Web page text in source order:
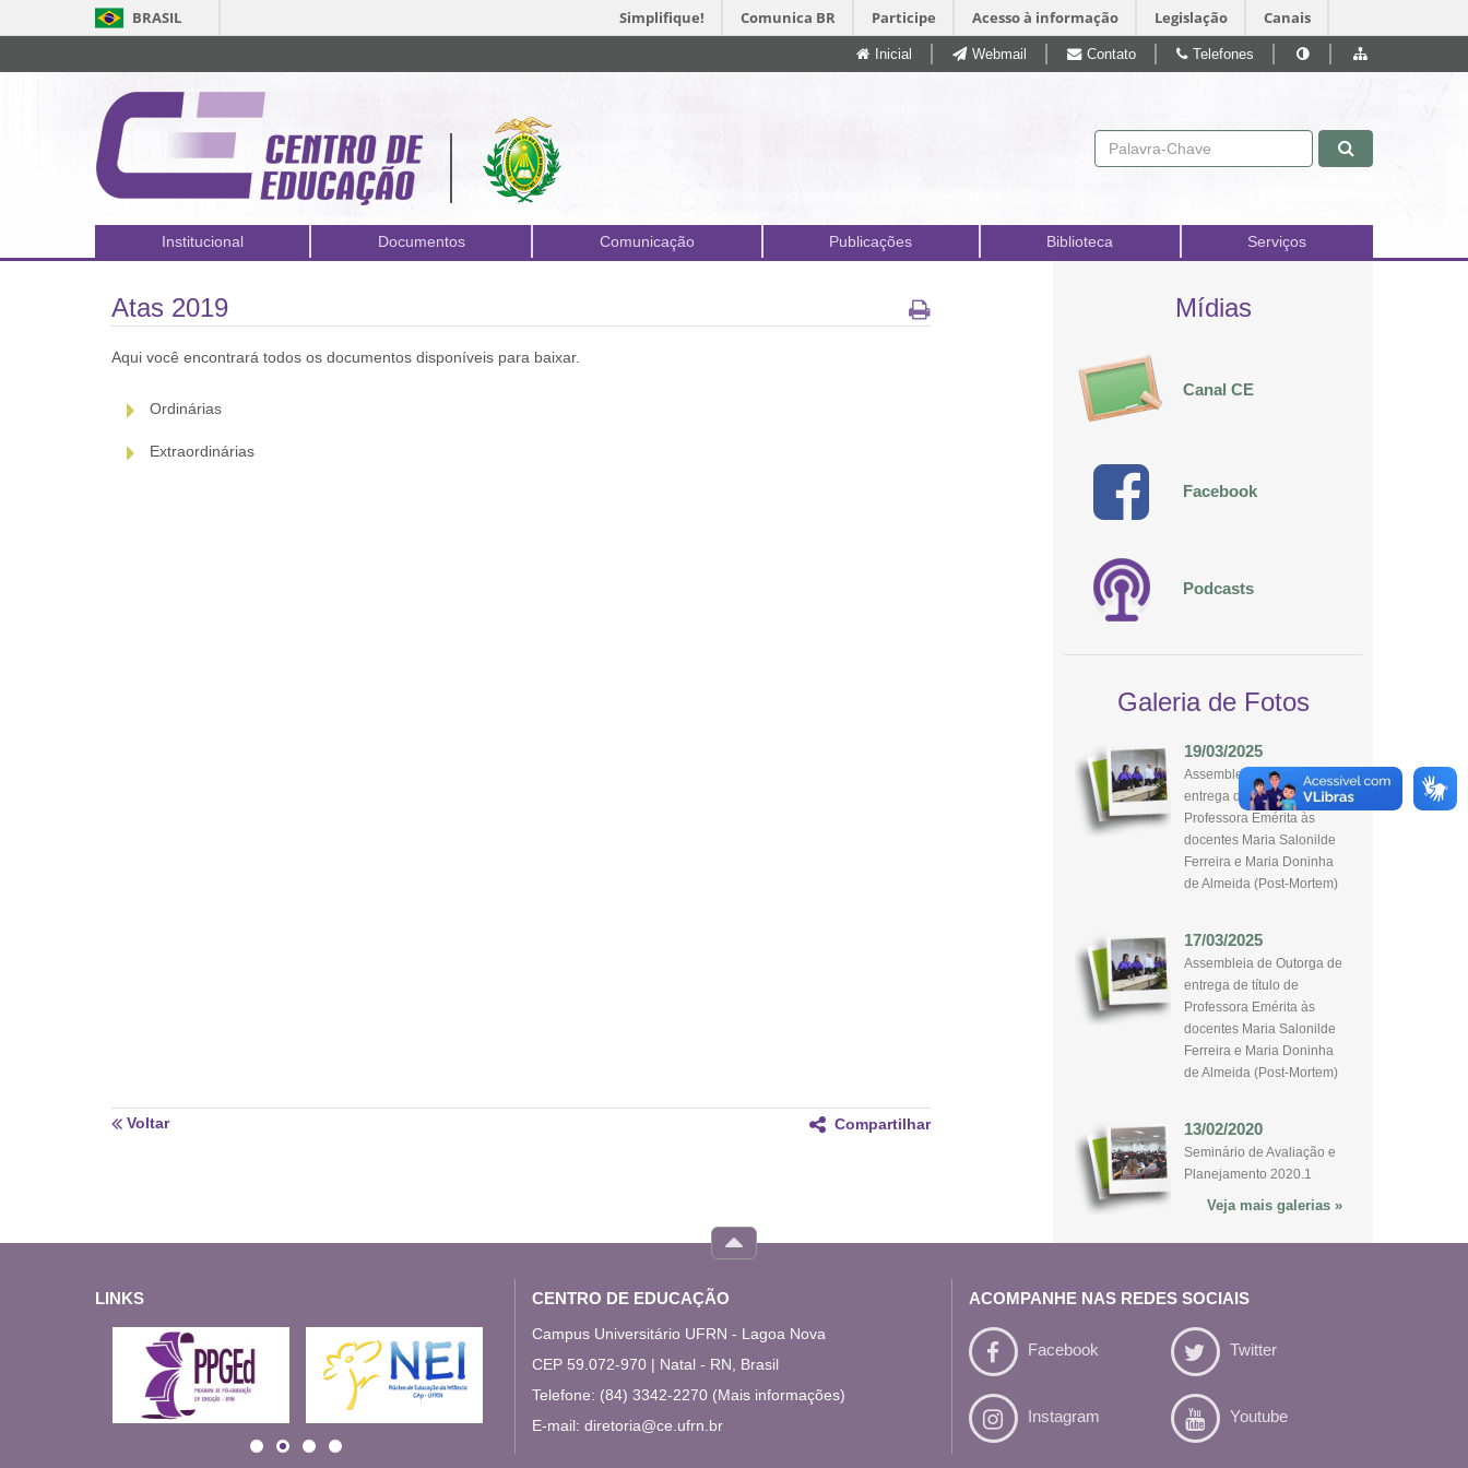
BRASIL Simplifique! Comunica BR Participe Acesso à informação Legislação Canais
Pular para o conteúdo
Inicial Webmail Contato Telefones
Institucional Documentos Comunicação Publicações Biblioteca Serviços
Atas 2019
Aqui você encontrará todos os documentos disponíveis para baixar.
Ordinárias
Extraordinárias
Voltar Compartilhar
Mídias
Canal CE
Facebook
Podcasts
Galeria de Fotos
19/03/2025
Assembleia de Outorga de
entrega de título de
Professora Emérita às
docentes Maria Salonilde
Ferreira e Maria Doninha
de Almeida (Post-Mortem)
17/03/2025
Assembleia de Outorga de
entrega de título de
Professora Emérita às
docentes Maria Salonilde
Ferreira e Maria Doninha
de Almeida (Post-Mortem)
13/02/2020
Seminário de Avaliação e
Planejamento 2020.1
Veja mais galerias »
LINKS
CENTRO DE EDUCAÇÃO
Campus Universitário UFRN - Lagoa Nova
CEP 59.072-970 | Natal - RN, Brasil
Telefone: (84) 3342-2270 (Mais informações)
E-mail: diretoria@ce.ufrn.br
ACOMPANHE NAS REDES SOCIAIS
Facebook Twitter
Instagram Youtube